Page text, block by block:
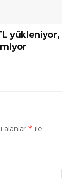
yükleniyor,
alanlar * ile